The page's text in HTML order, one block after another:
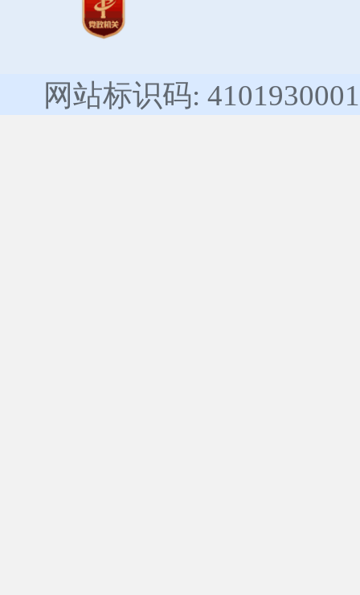
网站标识码: 4101930001